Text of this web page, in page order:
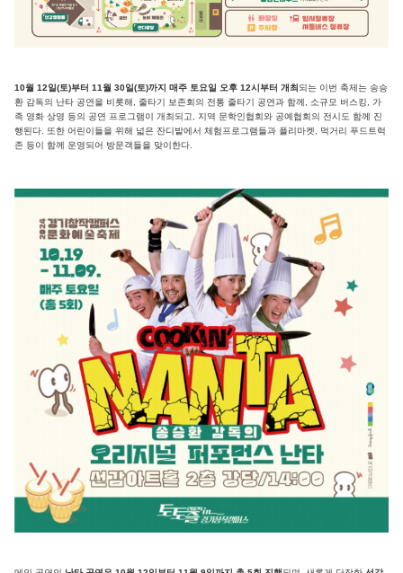
10월 12일(토)부터 11월 30일(토)까지 매주 토요일 오후 12시부터 개최 되는 이번 축제는 송승
환 감독의 난타 공연을 비롯해, 줄타기 보존회의 전통 줄타기 공연과 함께, 소규모 버스킹, 가
족 영화 상영 등의 공연 프로그램이 개최되고, 지역 문학인협회와 공예협회의 전시도 함께 진
행된다. 또한 어린이들을 위해 넓은 잔디밭에서 체험프로그램들과 플리마켓, 먹거리 푸드트럭
존 등이 함께 운영되어 방문객들을 맞이한다.